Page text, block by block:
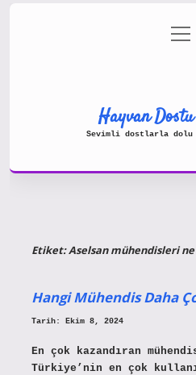
Gizlilik
aç
Hayvan
Sevimli dostlarla
Etiket:Aselsan mühendisleri
Hangi Mühendis Daha
Tarih: Ekim 8, 2024
En çok kazandıran
Türkiye’nin en çok